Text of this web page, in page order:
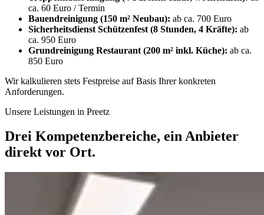
ca. 60 Euro / Termin
Bauendreinigung (150 m² Neubau): ab ca. 700 Euro
Sicherheitsdienst Schützenfest (8 Stunden, 4 Kräfte): ab
ca. 950 Euro
Grundreinigung Restaurant (200 m² inkl. Küche): ab ca.
850 Euro
Wir kalkulieren stets Festpreise auf Basis Ihrer konkreten
Anforderungen.
Unsere Leistungen in Preetz
Drei Kompetenzbereiche, ein Anbieter
direkt vor Ort.